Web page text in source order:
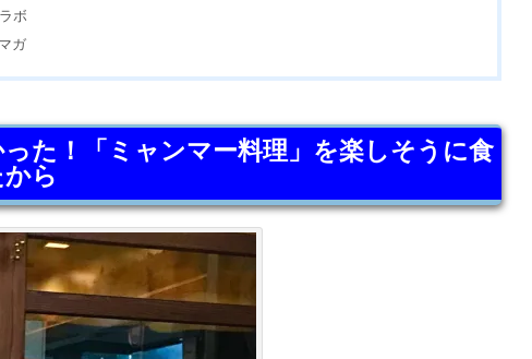
ボ
ガ
た！「ミャンマー料理」を楽しそうに食
ら